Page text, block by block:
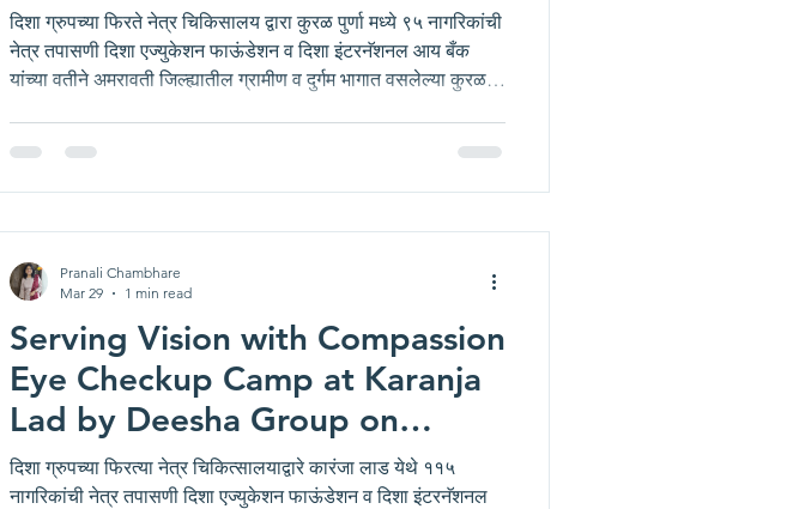
दिशा ग्रुपच्या फिरते नेत्र चिकिसालय द्वारा कुरळ पुर्णा मध्ये ९५ नागरिकांची
नेत्र तपासणी दिशा एज्युकेशन फाऊंडेशन व दिशा इंटरनॅशनल आय बँक
यांच्या वतीने अमरावती जिल्ह्यातील ग्रामीण व दुर्गम भागात वसलेल्या कुरळ
Mobile Eye Care Unit At Kuralpurna संस्थेच्या सुसज्ज फिरत्या
नेत्र चिकित्सालयामध्ये एकूण ९५ जेष्ठ नागरिक व मुलांची मोफत नेत्र
Serving Vision with Compassion
Eye Checkup Camp at Karanja
Lad by Deesha Group on
Bhagwan Mahaveer Jayanti
दिशा ग्रुपच्या फिरत्या नेत्र चिकित्सालयाद्वारे कारंजा लाड येथे ११५
नागरिकांची नेत्र तपासणी दिशा एज्युकेशन फाऊंडेशन व दिशा इंटरनॅशनल
Pranali Chambhare
Mar 29
1 min read